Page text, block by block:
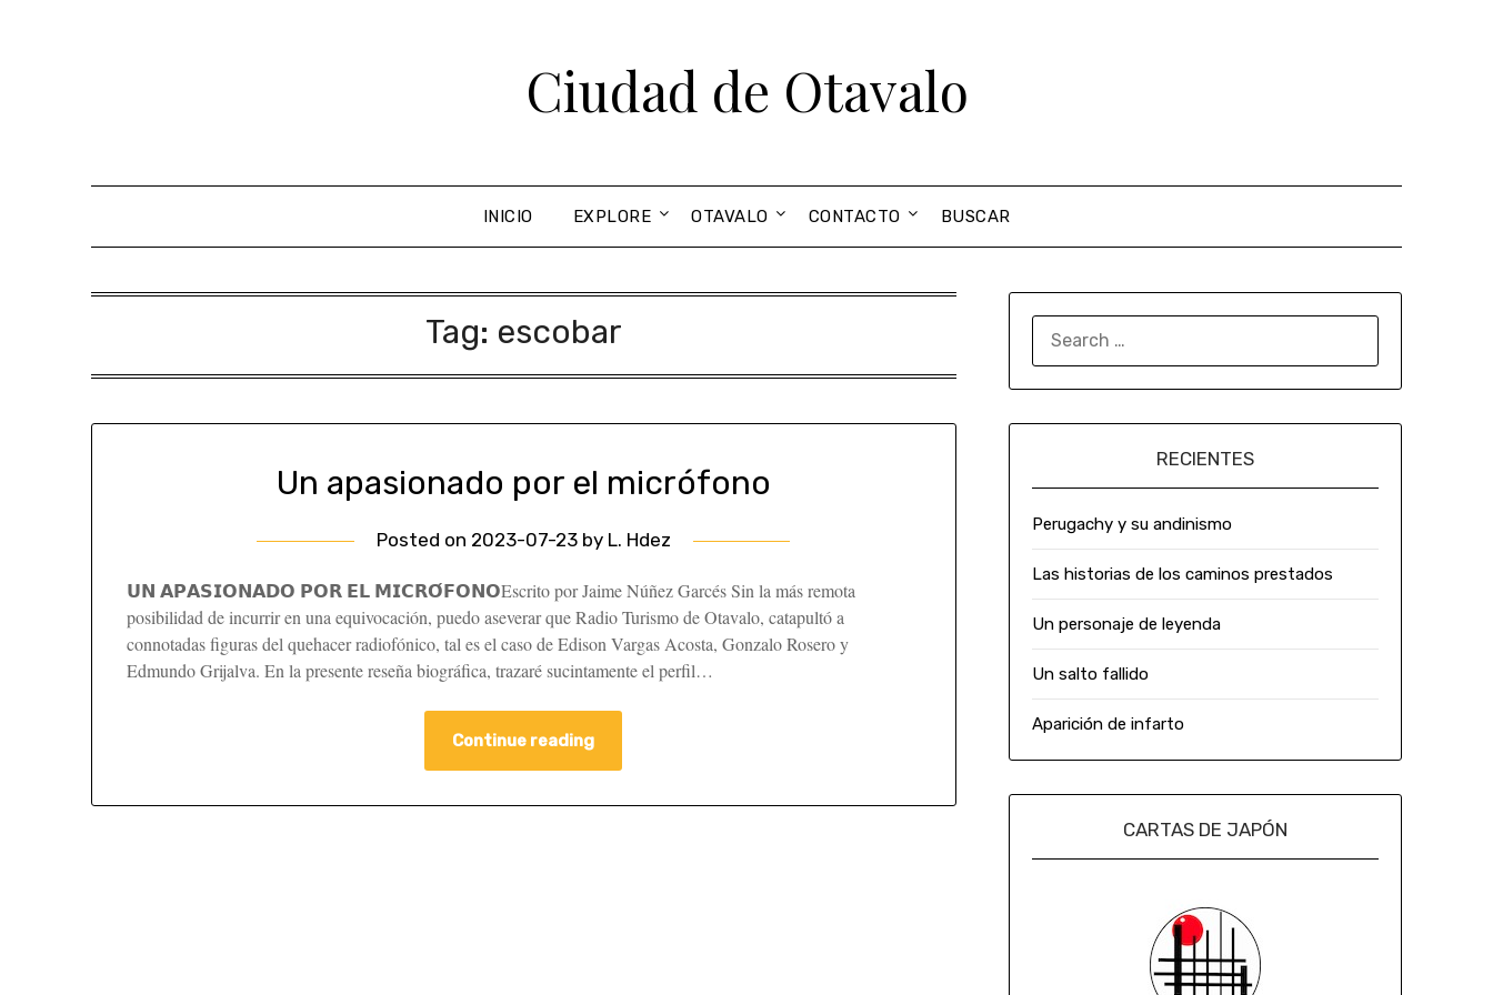
Ciudad de Otavalo
INICIO EXPLORE OTAVALO CONTACTO BUSCAR
Tag: escobar
Un apasionado por el micrófono
Posted on 2023-07-23by L. Hdez
𝗨𝗡 𝗔𝗣𝗔𝗦𝗜𝗢𝗡𝗔𝗗𝗢 𝗣𝗢𝗥 𝗘𝗟 𝗠𝗜𝗖𝗥𝗢́𝗙𝗢𝗡𝗢Escrito por Jaime Núñez Garcés Sin la más remota
posibilidad de incurrir en una equivocación, puedo aseverar que Radio Turismo de Otavalo, catapultó a
connotadas figuras del quehacer radiofónico, tal es el caso de Edison Vargas Acosta, Gonzalo Rosero y
Edmundo Grijalva. En la presente reseña biográfica, trazaré sucintamente el perfil…
Continue reading
RECIENTES
Perugachy y su andinismo
Las historias de los caminos prestados
Un personaje de leyenda
Un salto fallido
Aparición de infarto
CARTAS DE JAPÓN